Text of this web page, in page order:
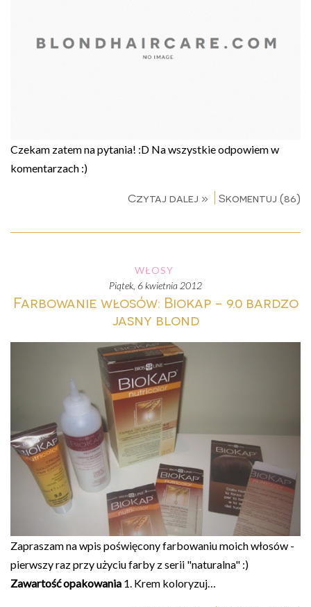
Czekam zatem na pytania! :D Na wszystkie odpowiem w
komentarzach :)
Czytaj dalej » Skomentuj (86)
WŁOSY
piątek, 6 kwietnia 2012
Farbowanie włosów: Biokap - 9.0 bardzo
jasny blond
Zapraszam na wpis poświęcony farbowaniu moich włosów -
pierwszy raz przy użyciu farby z serii "naturalna" :)
Zawartość opakowania 1. Krem koloryzuj…